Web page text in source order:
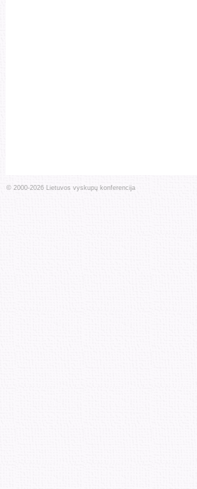
© 2000-2026 Lietuvos vyskupų konferencija